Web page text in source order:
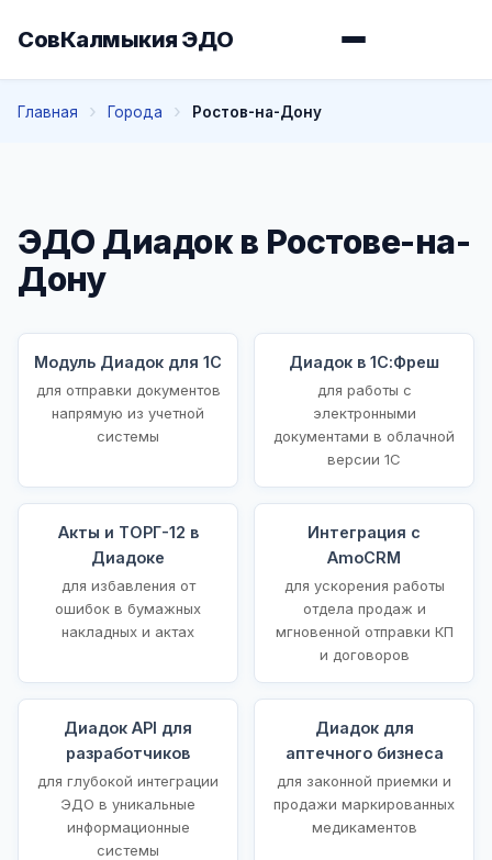
СовКалмыкия ЭДО
Главная Города Ростов-на-Дону
ЭДО Диадок в Ростове-на-
Дону
Модуль Диадок для 1С
для отправки документов
напрямую из учетной
системы
Диадок в 1С:Фреш
для работы с
электронными
документами в облачной
версии 1С
Акты и ТОРГ-12 в
Диадоке
для избавления от
ошибок в бумажных
накладных и актах
Интеграция с
AmoCRM
для ускорения работы
отдела продаж и
мгновенной отправки КП
и договоров
Диадок API для
разработчиков
для глубокой интеграции
ЭДО в уникальные
информационные
системы
Диадок для
аптечного бизнеса
для законной приемки и
продажи маркированных
медикаментов